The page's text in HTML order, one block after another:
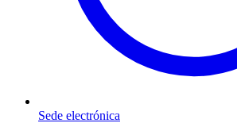
Sede electrónica